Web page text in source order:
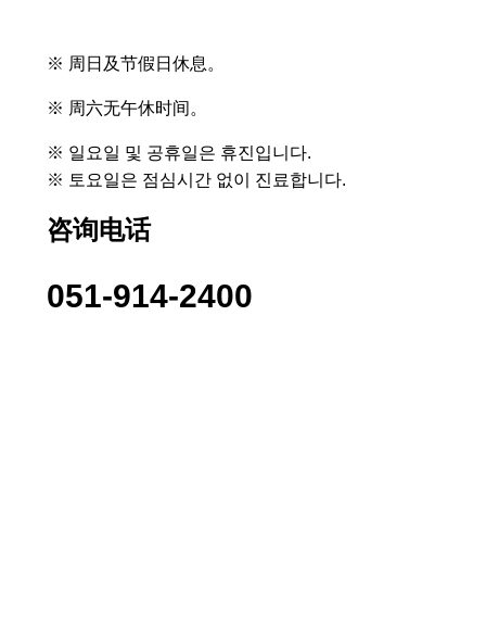
※ 周日及节假日休息。
※ 周六无午休时间。
※ 일요일 및 공휴일은 휴진입니다.
※ 토요일은 점심시간 없이 진료합니다.
咨询电话
051-914-2400